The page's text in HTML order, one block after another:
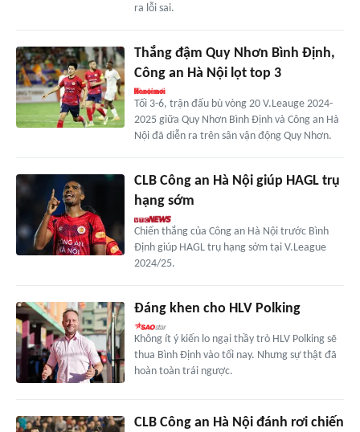
ra lỗi sai.
Thắng đậm Quy Nhơn Bình Định,
Công an Hà Nội lọt top 3
Tối 3-6, trận đấu bù vòng 20 V.Leauge 2024-
2025 giữa Quy Nhơn Bình Định và Công an Hà
Nội đã diễn ra trên sân vận động Quy Nhơn.
CLB Công an Hà Nội giúp HAGL trụ
hạng sớm
Chiến thắng của Công an Hà Nội trước Bình
Định giúp HAGL trụ hạng sớm tại V.League
2024/25.
Đáng khen cho HLV Polking
Không ít ý kiến lo ngại thầy trò HLV Polking sẽ
thua Bình Định vào tối nay. Nhưng sự thật đã
hoàn toàn trái ngược.
CLB Công an Hà Nội đánh rơi chiến